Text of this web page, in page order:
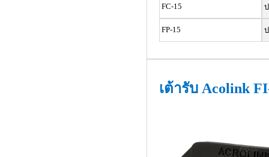
FC-15
FP-15
เต้ารับ Acolink